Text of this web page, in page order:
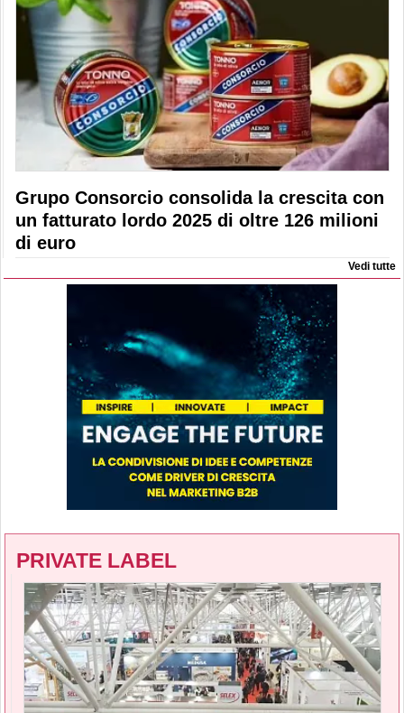
Grupo Consorcio consolida la crescita con
un fatturato lordo 2025 di oltre 126 milioni
di euro
Vedi tutte
PRIVATE LABEL